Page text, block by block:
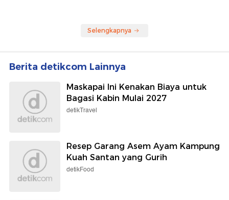
Selengkapnya
Berita detikcom Lainnya
Maskapai Ini Kenakan Biaya untuk
Bagasi Kabin Mulai 2027
detikTravel
Resep Garang Asem Ayam Kampung
Kuah Santan yang Gurih
detikFood